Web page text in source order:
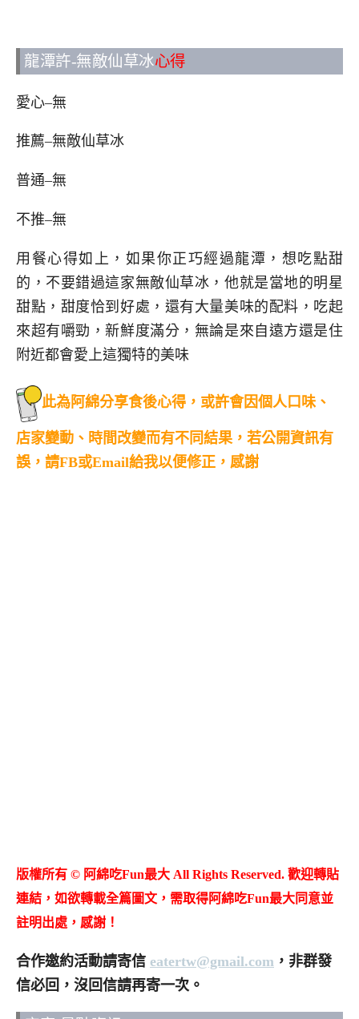
龍潭許-無敵仙草冰心得
愛心–無
推薦–無敵仙草冰
普通–無
不推–無
用餐心得如上，如果你正巧經過龍潭，想吃點甜
的，不要錯過這家無敵仙草冰，他就是當地的明星
甜點，甜度恰到好處，還有大量美味的配料，吃起
來超有嚼勁，新鮮度滿分，無論是來自遠方還是住
附近都會愛上這獨特的美味
此為阿綿分享食後心得，或許會因個人口味、
店家變動、時間改變而有不同結果，若公開資訊有
誤，請FB或Email給我以便修正，感謝
版權所有 © 阿綿吃Fun最大 All Rights Reserved. 歡迎轉貼
連結，如欲轉載全篇圖文，需取得阿綿吃Fun最大同意並
註明出處，感謝！
合作邀約活動請寄信 eatertw@gmail.com ，非群發
信必回，沒回信請再寄一次。